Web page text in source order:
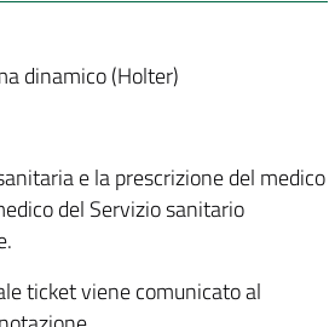
dinamico (Holter)
e la prescrizione del medico
del Servizio sanitario
ticket viene comunicato al